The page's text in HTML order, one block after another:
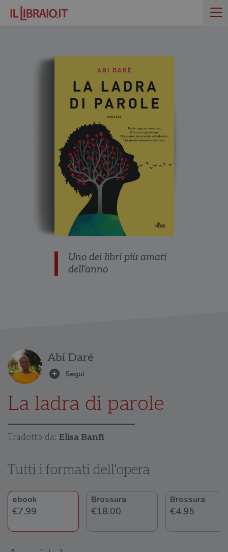
Uno dei libri più amati
dell'anno
Abi Daré
La ladra di parole
Tradotto da: Elisa Banfi
Tutti i formati dell'opera
ebook
€7.99
Brossura
€18.00
Brossura
€4.95